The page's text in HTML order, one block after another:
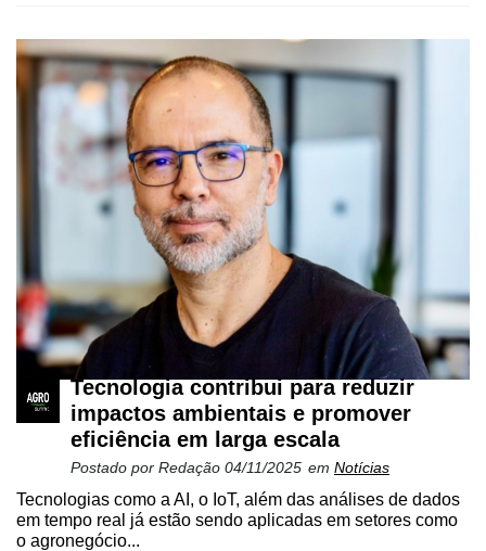
Tecnologia contribui para reduzir
impactos ambientais e promover
eficiência em larga escala
Postado por Redação 04/11/2025 em Notícias
Tecnologias como a AI, o IoT, além das análises de dados
em tempo real já estão sendo aplicadas em setores como
o agronegócio...